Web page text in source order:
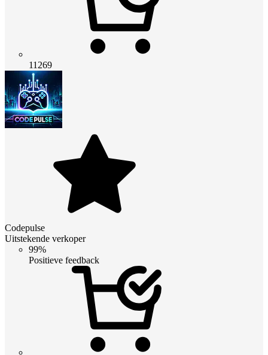
11269
Codepulse
Uitstekende verkoper
99%
Positieve feedback